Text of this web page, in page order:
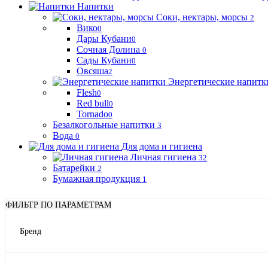
Напитки
Соки, нектары, морсы 2
Вико0
Дары Кубани0
Сочная Долина 0
Сады Кубани0
Овсяша2
Энергетические
Flesh0
Red bull0
Tornado0
Безалкогольные напитки 3
Вода 0
Для дома и гигиена
Личная гигиена 32
Батарейки 2
Бумажная продукция 1
ФИЛЬТР ПО ПАРАМЕТРАМ
Бренд